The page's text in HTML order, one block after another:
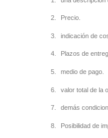
2. Precio.
3. indicación de
4. Plazos de
5. medio de pago.
6. valor total de la
7. demás
8. Posibilidad de